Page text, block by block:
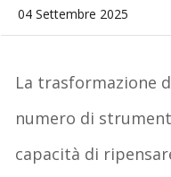
04 Settembre 2025
La trasformazione
numero di
capacità di